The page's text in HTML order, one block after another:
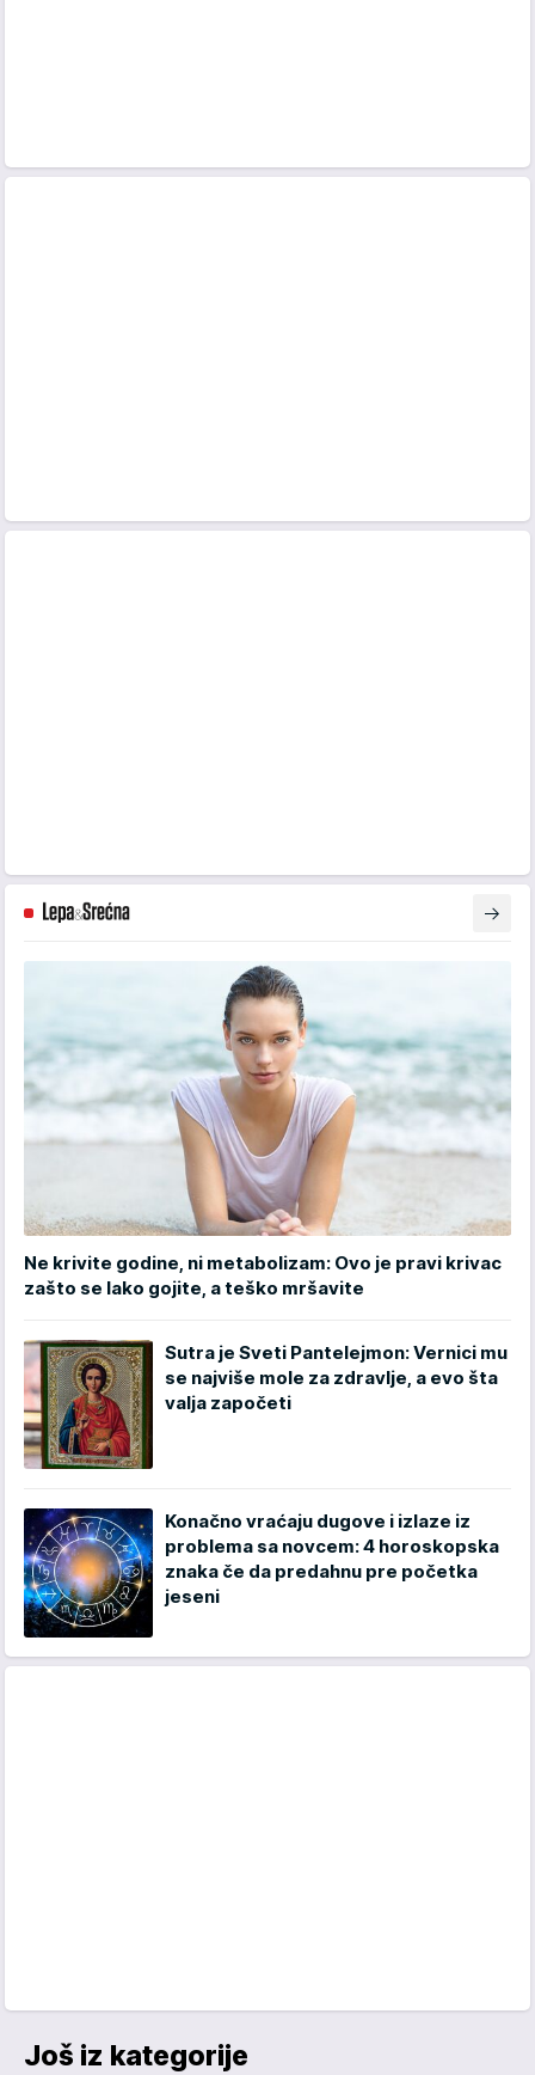
Ne krivite godine, ni metabolizam: Ovo je pravi krivac
zašto se lako gojite, a teško mršavite
Sutra je Sveti Pantelejmon: Vernici mu
se najviše mole za zdravlje, a evo šta
valja započeti
Konačno vraćaju dugove i izlaze iz
problema sa novcem: 4 horoskopska
znaka če da predahnu pre početka
jeseni
Još iz kategorije